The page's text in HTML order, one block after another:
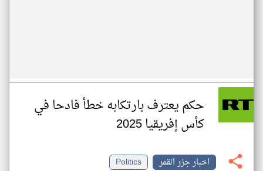
حكم يعترف بارتكابه خطأ فادحا في
كأس إفريقيا 2025
اخبار جزر القمر
Politics